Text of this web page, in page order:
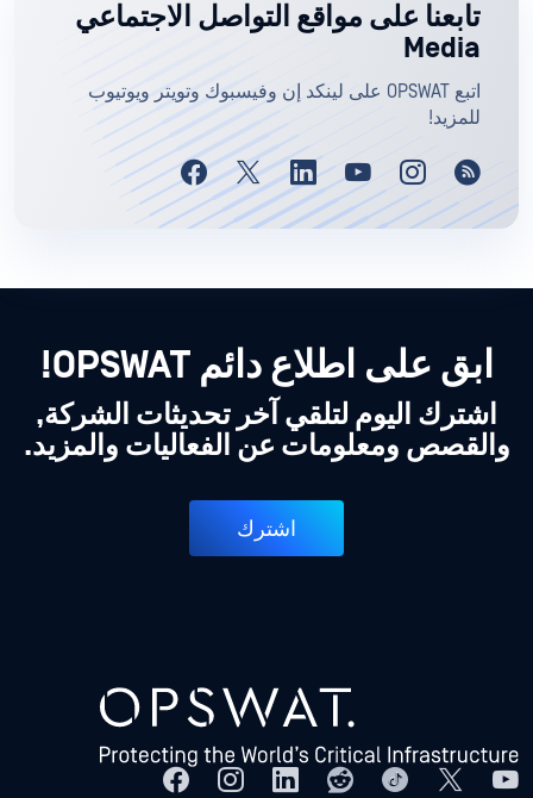
تابعنا على مواقع التواصل الاجتماعي
Media
اتبع OPSWAT على لينكد إن وفيسبوك وتويتر ويوتيوب
للمزيد!
ابق على اطلاع دائم OPSWAT!
اشترك اليوم لتلقي آخر تحديثات الشركة,
والقصص ومعلومات عن الفعاليات والمزيد.
اشترك